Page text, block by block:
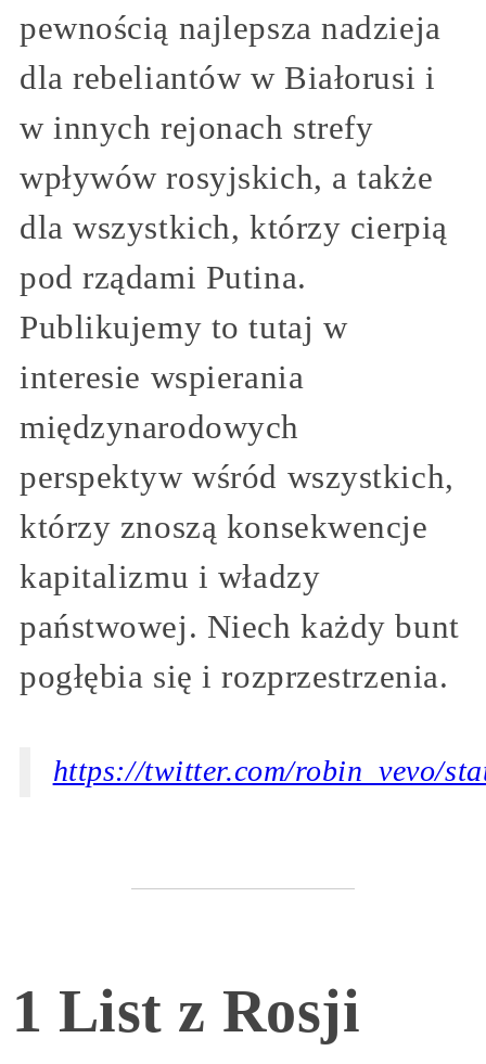
pewnością najlepsza nadzieja
dla rebeliantów w Białorusi i
w innych rejonach strefy
wpływów rosyjskich, a także
dla wszystkich, którzy cierpią
pod rządami Putina.
Publikujemy to tutaj w
interesie wspierania
międzynarodowych
perspektyw wśród wszystkich,
którzy znoszą konsekwencje
kapitalizmu i władzy
państwowej. Niech każdy bunt
pogłębia się i rozprzestrzenia.
https://twitter.com/robin_vevo/
1 List z Rosji